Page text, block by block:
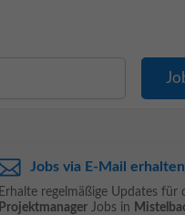
Jobs via E-Mail
Erhalte regelmäßige Updates für
Projektmanager Jobs in